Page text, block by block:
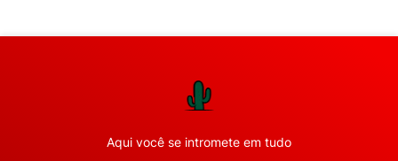
Aqui você se intromete em tudo